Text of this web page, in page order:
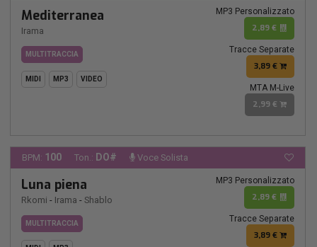
Mediterranea
Irama
MULTITRACCIA
MIDI MP3 VIDEO
MP3 Personalizzato
2,89 €
Tracce Separate
3,89 €
MTA M-Live
2,99 €
BPM: 100 Ton.: DO# Voce Solista
Luna piena
Rkomi - Irama - Shablo
MULTITRACCIA
MP3 Personalizzato
2,89 €
Tracce Separate
3,89 €